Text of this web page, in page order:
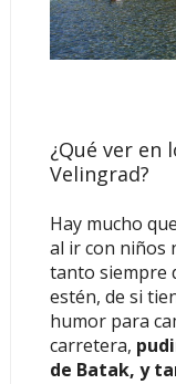
¿Qué ver en
Velingrad?
Hay mucho
al ir con niños
tanto siempre
estén, de si
humor para
carretera,
de Batak, y